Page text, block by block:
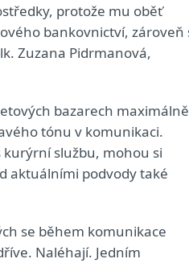
protože mu oběť
bankovnictví, zároveň
Zuzana Pidrmanová,
bazarech maximálně
tónu v komunikaci.
kurýrní službu, mohou si
aktuálními podvody také
se během komunikace
Naléhají. Jedním